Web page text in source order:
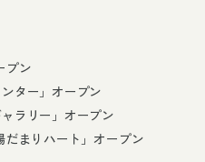
プン
ター」オープン
ラリー」オープン
だまりハート」オープン